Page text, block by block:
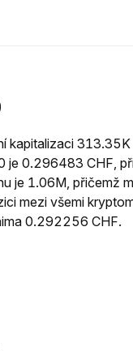
kapitalizaci
je 0.296483 CHF,
je 1.06M, přičemž
mezi všemi
0.292256 CHF.